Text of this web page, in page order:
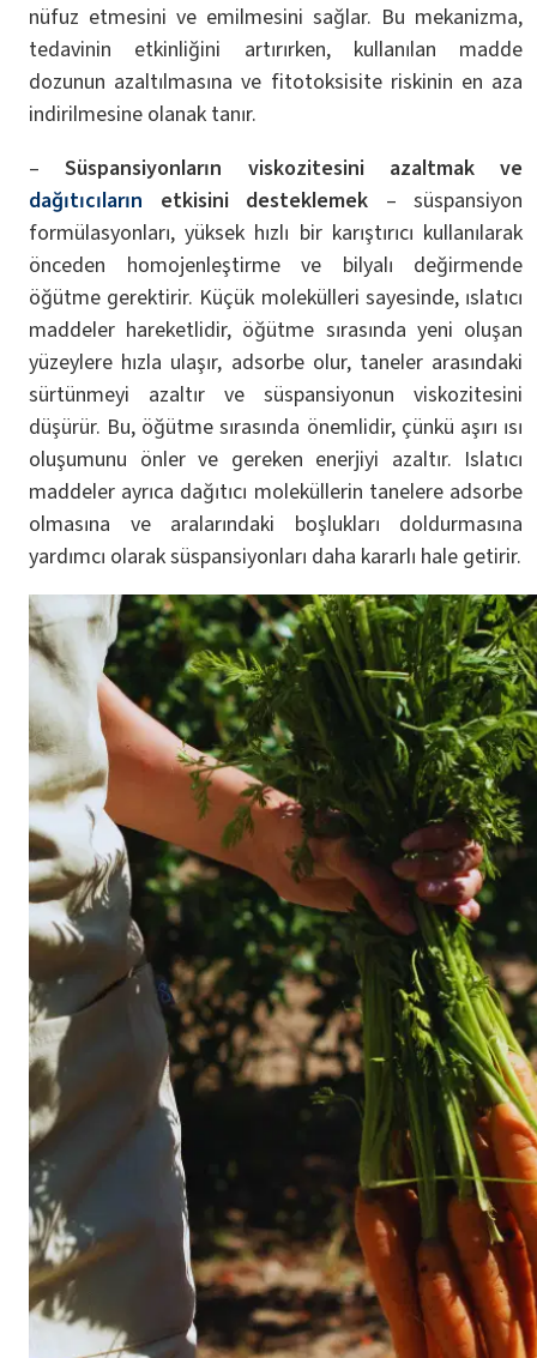
nüfuz etmesini ve emilmesini sağlar. Bu mekanizma,
tedavinin etkinliğini artırırken, kullanılan madde
dozunun azaltılmasına ve fitotoksisite riskinin en aza
indirilmesine olanak tanır.
–Süspansiyonların viskozitesini azaltmak ve
dağıtıcıların etkisini desteklemek – süspansiyon
formülasyonları, yüksek hızlı bir karıştırıcı kullanılarak
önceden homojenleştirme ve bilyalı değirmende
öğütme gerektirir. Küçük molekülleri sayesinde, ıslatıcı
maddeler hareketlidir, öğütme sırasında yeni oluşan
yüzeylere hızla ulaşır, adsorbe olur, taneler arasındaki
sürtünmeyi azaltır ve süspansiyonun viskozitesini
düşürür. Bu, öğütme sırasında önemlidir, çünkü aşırı ısı
oluşumunu önler ve gereken enerjiyi azaltır. Islatıcı
maddeler ayrıca dağıtıcı moleküllerin tanelere adsorbe
olmasına ve aralarındaki boşlukları doldurmasına
yardımcı olarak süspansiyonları daha kararlı hale getirir.